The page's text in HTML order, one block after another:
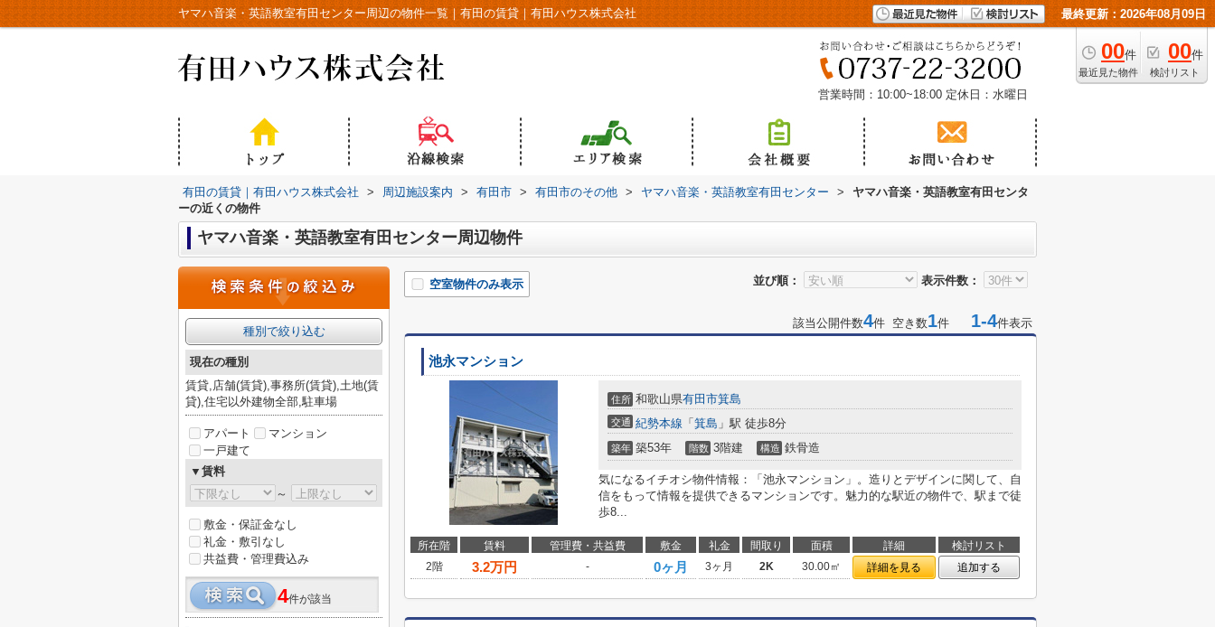
ヤマハ音楽・英語教室有田センター周辺の物件一覧｜有田の賃貸｜有田ハウス株式会社 最終更新：2026年08月09日
00件
最近見た物件
00件
検討リスト
営業時間：10:00~18:00 定休日：水曜日
有田の賃貸｜有田ハウス株式会社 > 周辺施設案内 > 有田市 > 有田市のその他 > ヤマハ音楽・英語教室有田センター >
ヤマハ音楽・英語教室有田センタ
ーの近くの物件
ヤマハ音楽・英語教室有田センター周辺物件
並び順： 表示件数：
空室物件のみ表示
該当公開件数4件 空き数1件 1-4件表示
池永マンション
住所 和歌山県有田市箕島
交通 紀勢本線 「 箕島 」駅 徒歩8分
築年 築53年 階数 3階建 構造 鉄骨造
気になるイチオシ物件情報：「池永マンション」。造りとデザインに関して、自
信をもって情報を提供できるマンションです。魅力的な駅近の物件で、駅まで徒
歩8...
所在階 賃料 管理費・共益費 敷金 礼金 間取り 面積 詳細
検討リスト
2階
3.2万円 - 0ヶ月 3ヶ月 2K 30.00㎡ 詳細を見る 追加する
種別で絞り込む
現在の種別
賃貸,店舗(賃貸),事務所(賃貸),土地(賃
貸),住宅以外建物全部,駐車場
アパート
マンション
一戸建て
▼賃料
～
敷金・保証金なし
礼金・敷引なし
共益費・管理費込み
4件が該当